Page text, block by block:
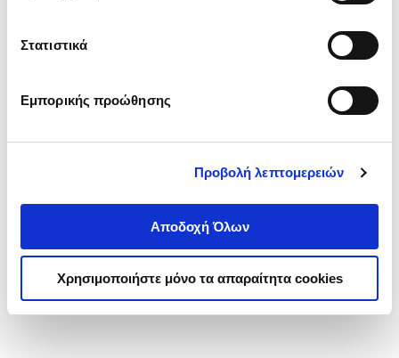
Στατιστικά
Εμπορικής προώθησης
Προβολή λεπτομερειών
Αποδοχή Όλων
Χρησιμοποιήστε μόνο τα απαραίτητα cookies